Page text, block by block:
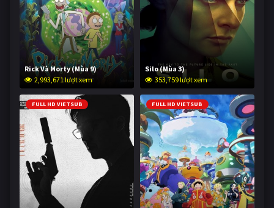
Rick Và Morty (Mùa 9)
2,993,671 lượt xem
Silo (Mùa 3)
353,759 lượt xem
FULL HD VIETSUB FULL HD VIETSUB